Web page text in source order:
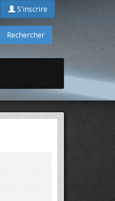
S'inscrire